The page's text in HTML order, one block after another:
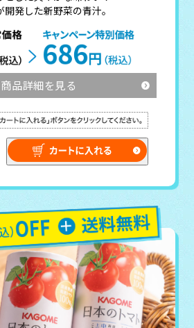
開発した新野菜の青汁。
商品詳細を見る